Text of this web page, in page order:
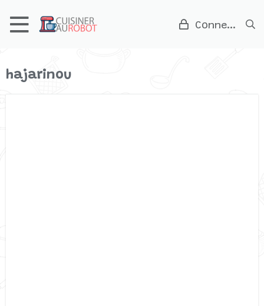
Connexion
hajarinou